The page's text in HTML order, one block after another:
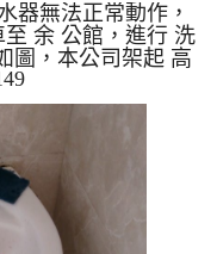
器無法正常動作，
余 公館，進行 洗
圖，本公司架起 高
管路裡面，等了約
衝 模式，一洗水管
多小時後，管路清
終於可以正常洗澡
會產生鐵鏽跟泥沙
，地下水含有氧化
來的水會跟石油一
的...